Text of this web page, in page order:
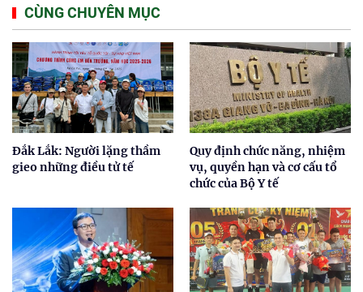
CÙNG CHUYÊN MỤC
Đắk Lắk: Người lặng thầm
gieo những điều tử tế
Quy định chức năng, nhiệm
vụ, quyền hạn và cơ cấu tổ
chức của Bộ Y tế